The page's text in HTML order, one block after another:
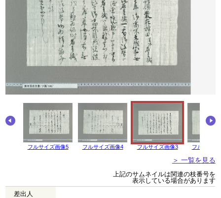
フルサイズ画像5 フルサイズ画像4 フルサイズ画像3 フルサイズ
＞ 一覧を見る
上記のサムネイルは関連の枝番号を
表示している場合があります
差出人